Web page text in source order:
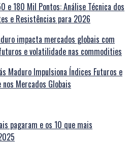
e 180 Mil Pontos: Análise Técnica dos
e Resistências para 2026
Maduro Impulsiona Índices Futuros e
Mercados Globais
pagaram e os 10 que mais